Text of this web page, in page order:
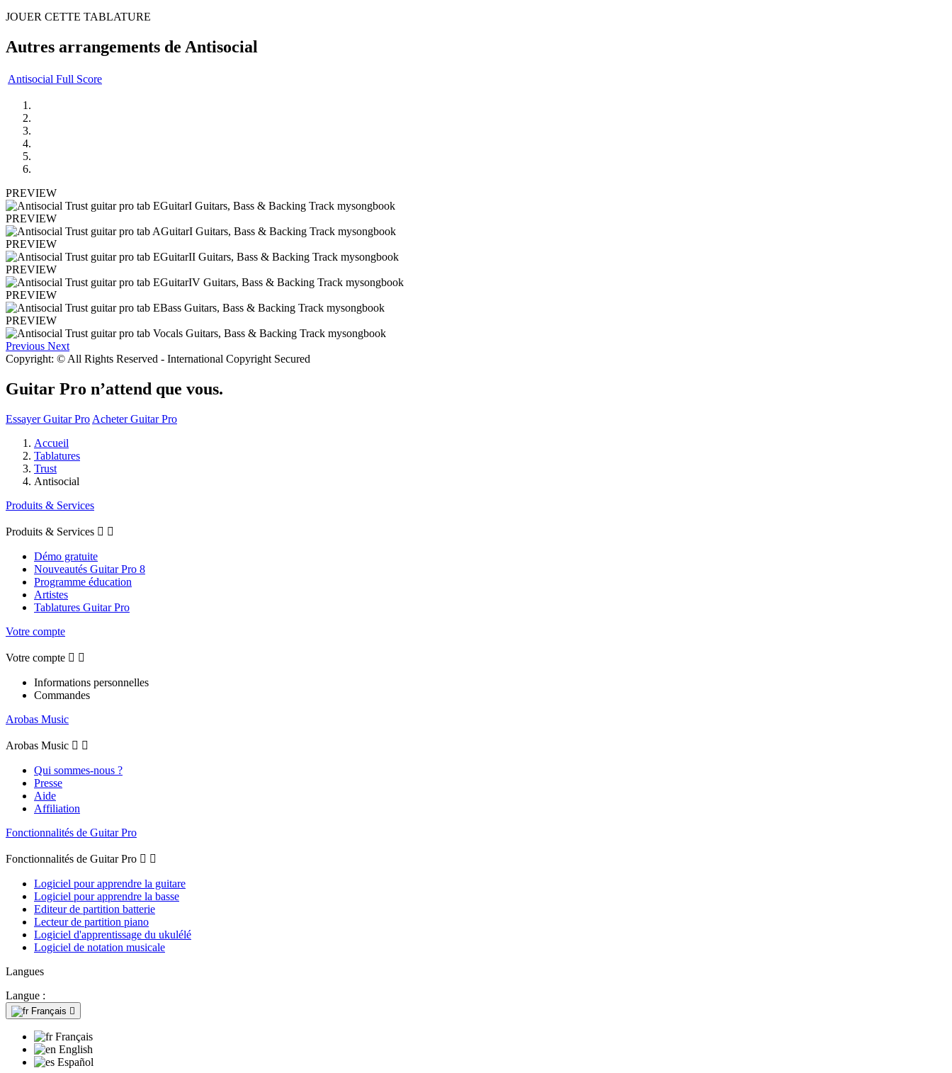
JOUER CETTE TABLATURE
Autres arrangements de Antisocial
Antisocial Full Score
PREVIEW
PREVIEW
PREVIEW
PREVIEW
PREVIEW
PREVIEW
Previous Next
Copyright: © All Rights Reserved - International Copyright Secured
Guitar Pro n’attend que vous.
Essayer Guitar Pro Acheter Guitar Pro
Accueil
Tablatures
Trust
Antisocial
Produits & Services
Produits & Services  
Démo gratuite
Nouveautés Guitar Pro 8
Programme éducation
Artistes
Tablatures Guitar Pro
Votre compte
Votre compte  
Informations personnelles
Commandes
Arobas Music
Arobas Music  
Qui sommes-nous ?
Presse
Aide
Affiliation
Fonctionnalités de Guitar Pro
Fonctionnalités de Guitar Pro  
Logiciel pour apprendre la guitare
Logiciel pour apprendre la basse
Editeur de partition batterie
Lecteur de partition piano
Logiciel d'apprentissage du ukulélé
Logiciel de notation musicale
Langues
Langue :
Français 
Français
English
Español